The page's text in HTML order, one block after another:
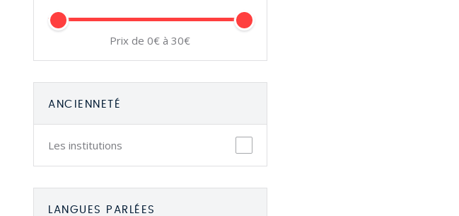
Prix de 0€ à 30€
ANCIENNETÉ
Les institutions
LANGUES PARLÉES